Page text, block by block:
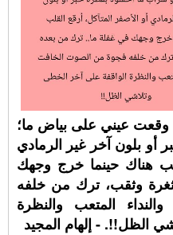
وقعت عيني على بياض ما؛
بلون آخر غير الرمادي
هناك حينما خرج وجهك
وثقب، ترك من خلفه
المتعب والنظرة
الظل!!. - إلهام المجيد